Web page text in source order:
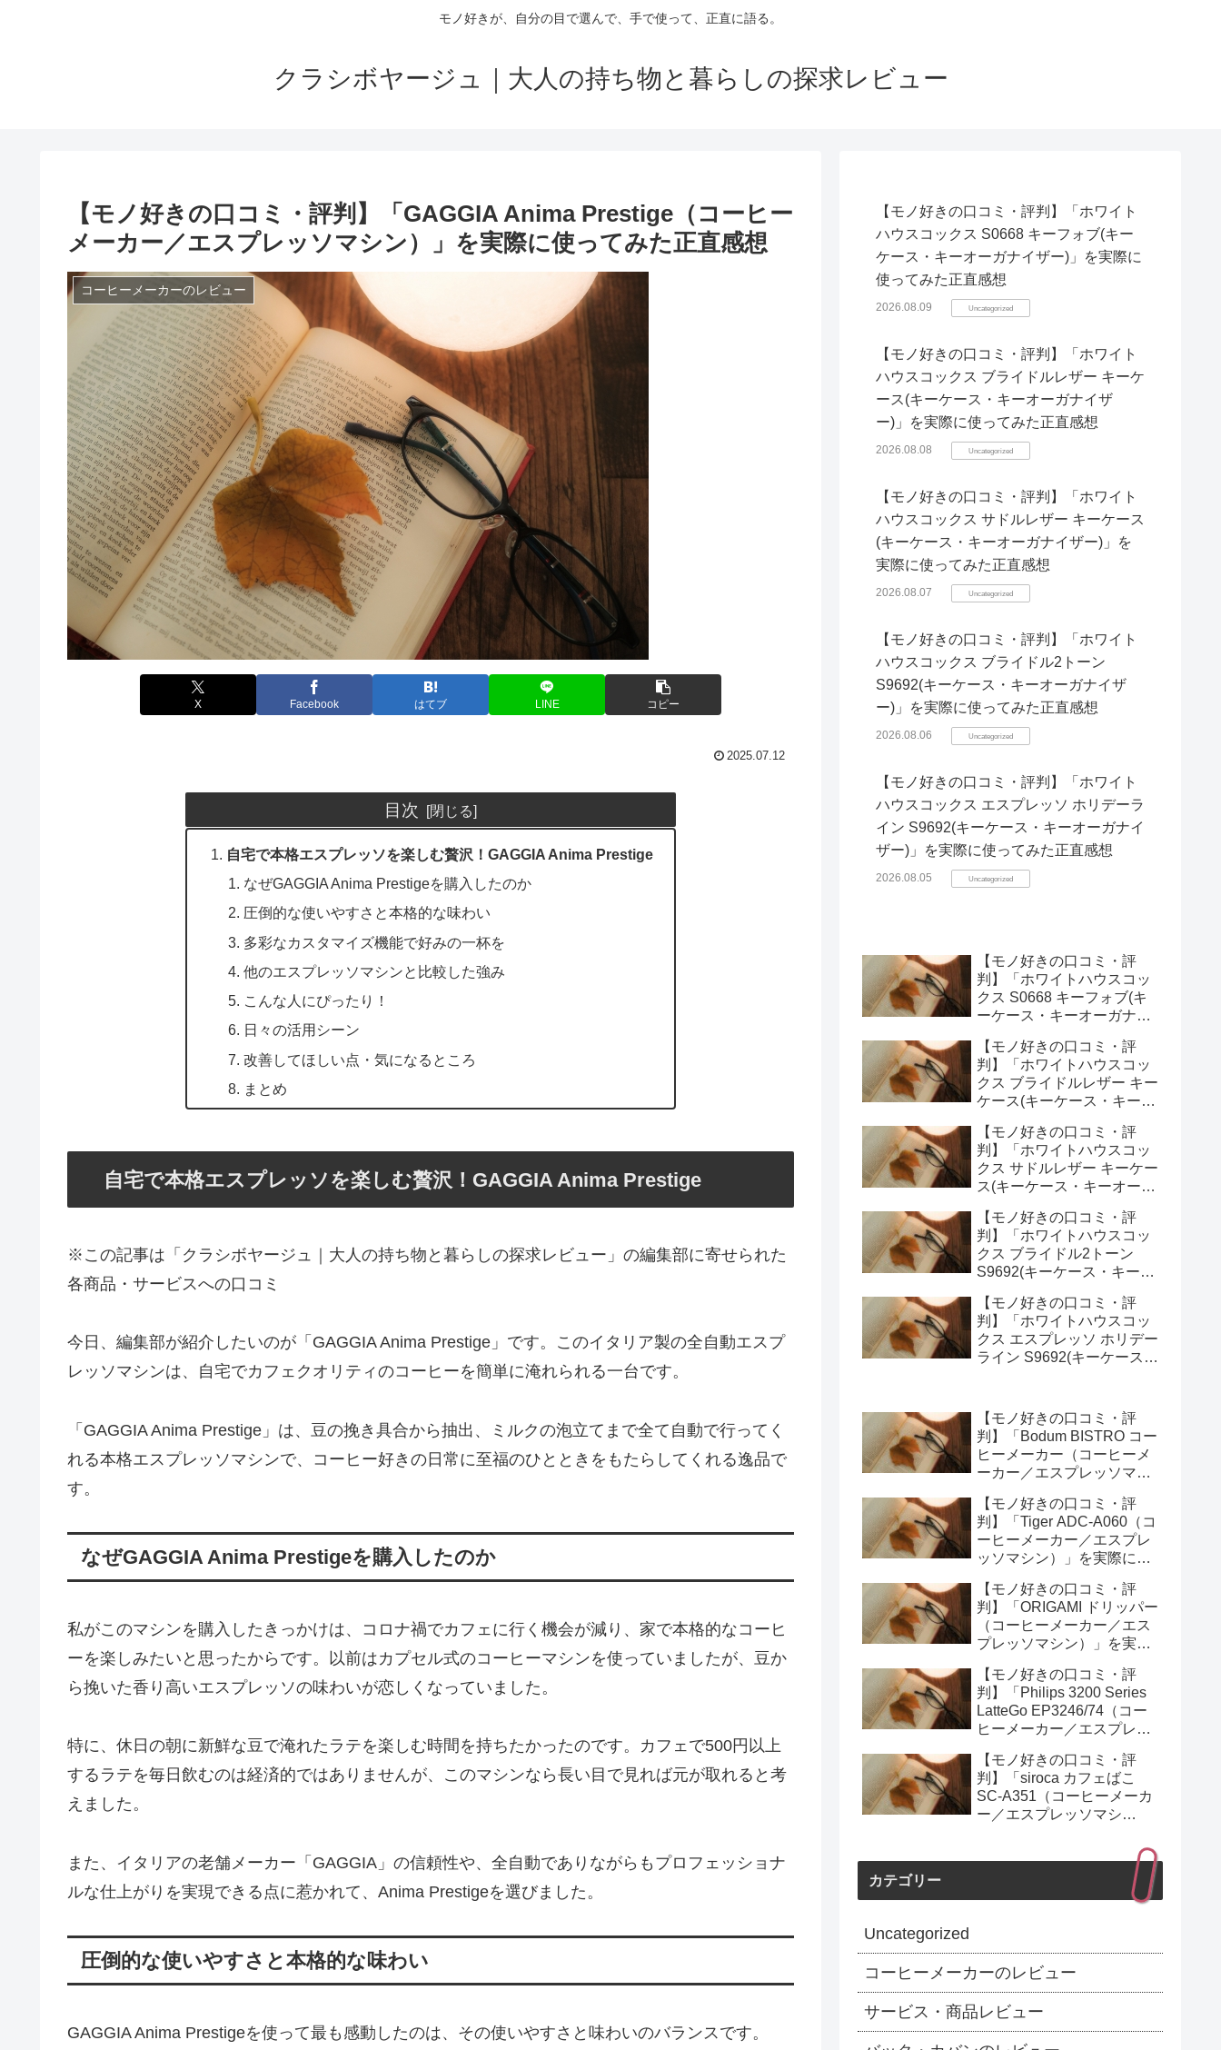
モノ好きが、自分の目で選んで、手で使って、正直に語る。
クラシボヤージュ｜大人の持ち物と暮らしの探求レビュー
【モノ好きの口コミ・評判】「GAGGIA Anima Prestige（コーヒー
メーカー／エスプレッソマシン）」を実際に使ってみた正直感想
コーヒーメーカーのレビュー
X Facebook はてブ LINE コピー
2025.07.12
目次
自宅で本格エスプレッソを楽しむ贅沢！GAGGIA Anima Prestige
なぜGAGGIA Anima Prestigeを購入したのか
圧倒的な使いやすさと本格的な味わい
多彩なカスタマイズ機能で好みの一杯を
他のエスプレッソマシンと比較した強み
こんな人にぴったり！
日々の活用シーン
改善してほしい点・気になるところ
まとめ
自宅で本格エスプレッソを楽しむ贅沢！GAGGIA Anima Prestige
※この記事は「クラシボヤージュ｜大人の持ち物と暮らしの探求レビュー」の編集部に寄せられた
各商品・サービスへの口コミ
今日、編集部が紹介したいのが「GAGGIA Anima Prestige」です。このイタリア製の全自動エスプ
レッソマシンは、自宅でカフェクオリティのコーヒーを簡単に淹れられる一台です。
「GAGGIA Anima Prestige」は、豆の挽き具合から抽出、ミルクの泡立てまで全て自動で行ってく
れる本格エスプレッソマシンで、コーヒー好きの日常に至福のひとときをもたらしてくれる逸品で
す。
なぜGAGGIA Anima Prestigeを購入したのか
私がこのマシンを購入したきっかけは、コロナ禍でカフェに行く機会が減り、家で本格的なコーヒ
ーを楽しみたいと思ったからです。以前はカプセル式のコーヒーマシンを使っていましたが、豆か
ら挽いた香り高いエスプレッソの味わいが恋しくなっていました。
特に、休日の朝に新鮮な豆で淹れたラテを楽しむ時間を持ちたかったのです。カフェで500円以上
するラテを毎日飲むのは経済的ではありませんが、このマシンなら長い目で見れば元が取れると考
えました。
また、イタリアの老舗メーカー「GAGGIA」の信頼性や、全自動でありながらもプロフェッショナ
ルな仕上がりを実現できる点に惹かれて、Anima Prestigeを選びました。
圧倒的な使いやすさと本格的な味わい
GAGGIA Anima Prestigeを使って最も感動したのは、その使いやすさと味わいのバランスです。
【モノ好きの口コミ・評判】「ホワイト
ハウスコックス S0668 キーフォブ(キー
ケース・キーオーガナイザー)」を実際に
使ってみた正直感想
2026.08.09 Uncategorized
【モノ好きの口コミ・評判】「ホワイト
ハウスコックス ブライドルレザー キーケ
ース(キーケース・キーオーガナイザ
ー)」を実際に使ってみた正直感想
2026.08.08 Uncategorized
【モノ好きの口コミ・評判】「ホワイト
ハウスコックス サドルレザー キーケース
(キーケース・キーオーガナイザー)」を
実際に使ってみた正直感想
2026.08.07 Uncategorized
【モノ好きの口コミ・評判】「ホワイト
ハウスコックス ブライドル2トーン
S9692(キーケース・キーオーガナイザ
ー)」を実際に使ってみた正直感想
2026.08.06 Uncategorized
【モノ好きの口コミ・評判】「ホワイト
ハウスコックス エスプレッソ ホリデーラ
イン S9692(キーケース・キーオーガナイ
ザー)」を実際に使ってみた正直感想
2026.08.05 Uncategorized
【モノ好きの口コミ・評
判】「ホワイトハウスコッ
クス S0668 キーフォブ(キ
ーケース・キーオーガナイ
正直感想
【モノ好きの口コミ・評
判】「ホワイトハウスコッ
クス ブライドルレザー キー
ケース(キーケース・キーオ
ってみた正直感想
【モノ好きの口コミ・評
判】「ホワイトハウスコッ
クス サドルレザー キーケー
ス(キーケース・キーオーガ
みた正直感想
【モノ好きの口コミ・評
判】「ホワイトハウスコッ
クス ブライドル2トーン
S9692(キーケース・キーオ
ってみた正直感想
【モノ好きの口コミ・評
判】「ホワイトハウスコッ
クス エスプレッソ ホリデー
ライン S9692(キーケース・
【モノ好きの口コミ・評
判】「Bodum BISTRO コー
ヒーメーカー（コーヒーメ
ーカー／エスプレッソマシ
正直感想
【モノ好きの口コミ・評
判】「Tiger ADC-A060（コ
ーヒーメーカー／エスプレ
ッソマシン）」を実際に使
【モノ好きの口コミ・評
判】「ORIGAMI ドリッパー
（コーヒーメーカー／エス
プレッソマシン）」を実際
【モノ好きの口コミ・評
判】「Philips 3200 Series
LatteGo EP3246/74（コー
ヒーメーカー／エスプレッ
てみた正直感想
【モノ好きの口コミ・評
判】「siroca カフェばこ
SC-A351（コーヒーメーカ
ー／エスプレッソマシ
カテゴリー
Uncategorized
コーヒーメーカーのレビュー
サービス・商品レビュー